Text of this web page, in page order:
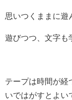
思いつくままに遊
遊びつつ、文字も
テープは時間が経
いではがすとよい